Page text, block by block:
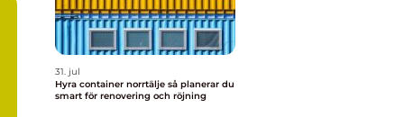
31. jul
Hyra container norrtälje så planerar du
smart för renovering och röjning